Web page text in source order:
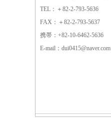
TEL：＋82-2-793-5636
FAX：＋82-2-793-5637
携帯：+82-10-6462-5636
E-mail：dui0415@naver.com